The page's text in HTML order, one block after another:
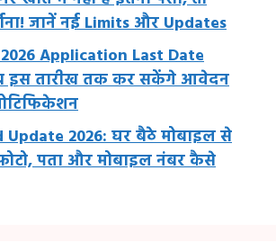
जानें नई Limits और Updates
2026 Application Last Date
इस तारीख तक कर सकेंगे आवेदन
Update 2026: घर बैठे मोबाइल से
पता और मोबाइल नंबर कैसे